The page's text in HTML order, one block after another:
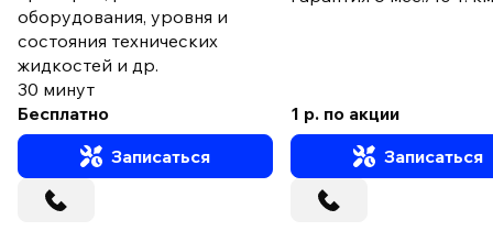
оборудования, уровня и
состояния технических
жидкостей и др.
30 минут
Бесплатно
Записаться
1 р. по акции
Записаться